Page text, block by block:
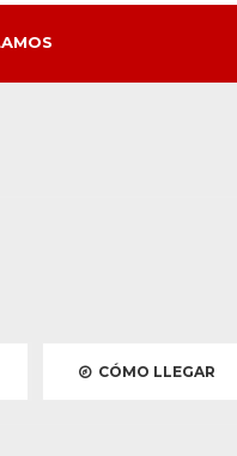
CÓMO LLEGAR